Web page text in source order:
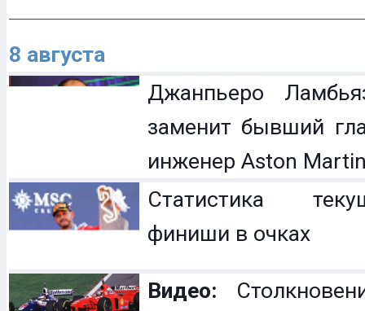
8 августа
Джанпьеро
заменит бывший
инженер Aston
Статистика
финиши в очках
Видео: